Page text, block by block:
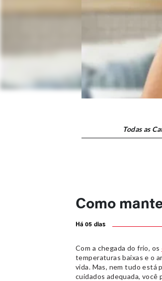
Todas as
Como
Há 05 dias
Com a chegada do frio, os
temperaturas baixas e o
vida. Mas, nem tudo está
cuidados adequada, você